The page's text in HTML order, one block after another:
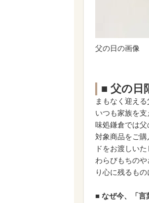
父の日の画像
■ 父の日
まもなく迎える
いつも家族を
味処鎌倉では父
対象商品をご
ドをお渡しいた
わらびもちの
り心に残るもの
■ なぜ今、「言